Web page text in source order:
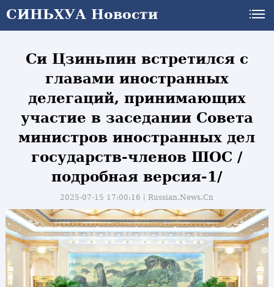
СИНЬХУА Новости
СИНЬХУА Новости
Си Цзиньпин встретился с
главами иностранных
делегаций, принимающих
участие в заседании Совета
министров иностранных дел
государств-членов ШОС /
подробная версия-1/
2025-07-15 17:00:16丨Russian.News.Cn